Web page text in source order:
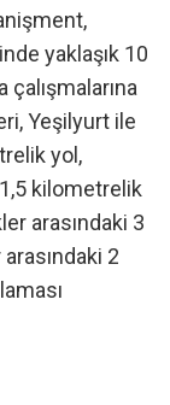
yaklaşık 10
Yeşilyurt ile
yol,
kilometrelik
arasındaki 3
2